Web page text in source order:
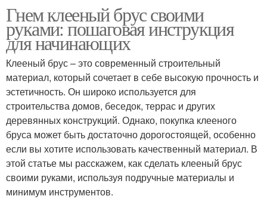
Гнем клееный брус своими
руками: пошаговая инструкция
для начинающих
Клееный брус – это современный строительный
материал, который сочетает в себе высокую прочность и
эстетичность. Он широко используется для
строительства домов, беседок, террас и других
деревянных конструкций. Однако, покупка клееного
бруса может быть достаточно дорогостоящей, особенно
если вы хотите использовать качественный материал. В
этой статье мы расскажем, как сделать клееный брус
своими руками, используя подручные материалы и
минимум инструментов.